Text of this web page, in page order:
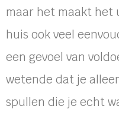
maar het maakt het
huis ook veel
een gevoel van
wetende dat je
spullen die je echt